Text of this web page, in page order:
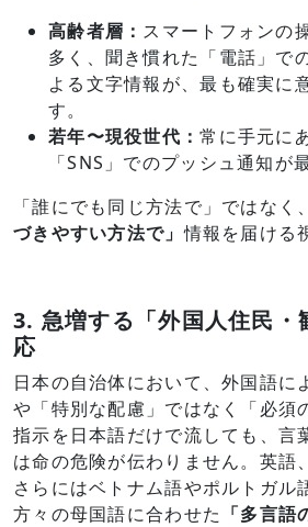
高齢者層： スマートフォンの
多く、聞き慣れた「電話」で
よる文字情報が、最も確実に
す。
若年〜現役世代：常に手元に
「SNS」でのプッシュ通知が
「誰にでも同じ方法で」ではなく、
づきやすい方法で」情報を届ける
3. 急増する「外国人住民・
応
日本の自治体において、外国語に
や「特別な配慮」ではなく「必須
指示を日本語だけで流しても、言
は命の危険が伝わりません。英語
さらにはベトナム語やポルトガル
方々の母国語に合わせた 「多言語